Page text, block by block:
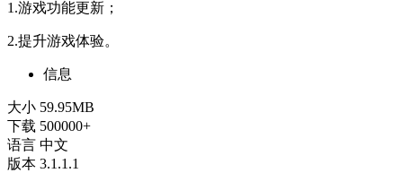
1.游戏功能更新；
2.提升游戏体验。
信息
大小 59.95MB
下载 500000+
语言 中文
版本 3.1.1.1